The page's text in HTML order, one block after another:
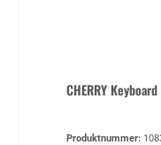
CHERRY
Produktnummer: